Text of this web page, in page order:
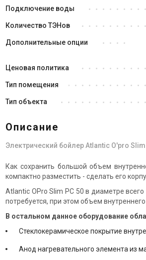
Подключение воды
Количество ТЭНов
Дополнительные опции
Ценовая политика
Тип помещения
Тип объекта
Описание
Электрический бойлер Atlantic O'pro Slim
Как сохранить большой объем
компактно разместить - сделать его
Atlantic OPro Slim PC 50 в диаметре
потребуется, при этом объем
В остальном данное оборудование
Стеклокерамическое покрытие
Анод нагревательного элемента из